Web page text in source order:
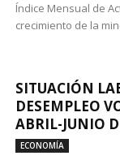
Índice Mensual de
crecimiento de la
SITUACIÓN
DESEMPLEO
ABRIL-JUNIO
ECONOMÍA